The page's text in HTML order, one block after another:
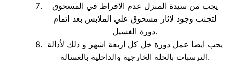
يجب من سيدة المنزل عدم الافراط في المسحوق
لتجنب وجود لاثار مسحوق علي الملابس بعد اتمام
دورة الغسيل.
يجب ايضا عمل دورة خل كل اربعة اشهر و ذلك لأذالة
الترسبات بالحلة الخارجية والداخلية بالغسالة.